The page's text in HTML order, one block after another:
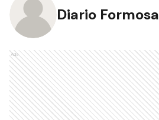
Diario Formosa
Ads